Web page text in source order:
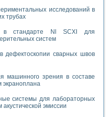
исследований в
трубах
в стандарте Nl SCXI для
систем
дефектоскопии сварных швов
машинного зрения в составе
экраноплана
системы для лабораторных
эмиссии